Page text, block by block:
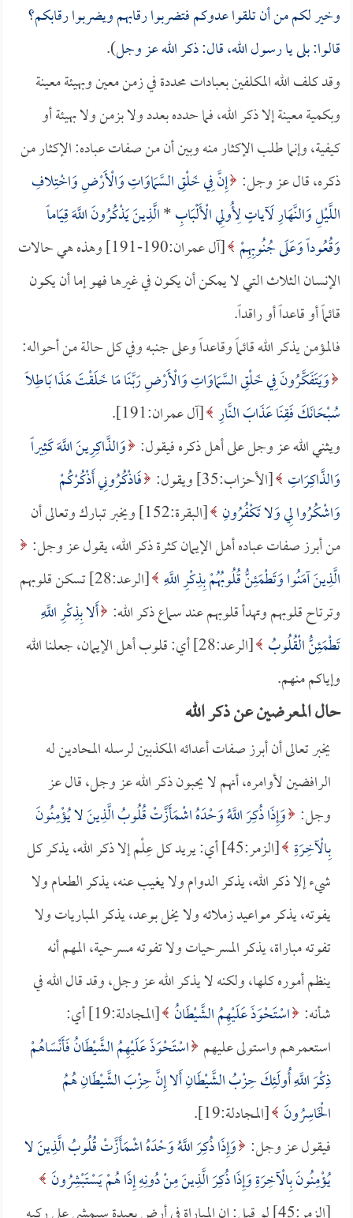
وخير لكم من أن تلقوا عدوكم فتضربوا رقابهم ويضربوا رقابكم؟
قالوا: بلى يا رسول الله، قال: ذكر الله عز وجل).
وقد كلف الله المكلفين بعبادات محددة في زمن معين وبهيئة معينة
وبكمية معينة إلا ذكر الله، فما حدده بعدد ولا بزمن ولا بهيئة أو
كيفية، وإنما طلب الإكثار منه وبين أن من صفات عباده: الإكثار من
ذكره، قال عز وجل: إِنَّ فِي خَلْقِ السَّمَاوَاتِ وَالْأَرْضِ وَاخْتِلافِ
اللَّيْلِ وَالنَّهَارِ لَآياتٍ لِأُولِي الْأَلْبَابِ*الَّذِينَ يَذْكُرُونَ اللَّهَ قِيَاماً
وَقُعُوداً وَعَلَى جُنُوبِهِمْ
[آل عمران:190-191] وهذه هي حالات
الإنسان الثلاث التي لا يمكن أن يكون في غيرها فهو إما أن يكون
قائماً أو قاعداً أو راقداً.
فالمؤمن يذكر الله قائماً وقاعداً وعلى جنبه وفي كل حالة من أحواله:
وَيَتَفَكَّرُونَ فِي خَلْقِ السَّمَاوَاتِ وَالْأَرْضِ رَبَّنَا مَا خَلَقْتَ هَذَا بَاطِلاً
سُبْحَانَكَ فَقِنَا عَذَابَ النَّارِ [آل عمران:191].
ويثني الله عز وجل على أهل ذكره فيقول: وَالذَّاكِرِينَ اللَّهَ كَثِيراً
وَالذَّاكِرَاتِ [الأحزاب:35] ويقول:
فَاذْكُرُونِي أَذْكُرْكُمْ
وَاشْكُرُوا لِي وَلا تَكْفُرُونِ
[البقرة:152] ويخبر تبارك وتعالى أن
من أبرز صفات عباده أهل الإيمان كثرة ذكر الله، يقول عز وجل:
الَّذِينَ آمَنُوا وَتَطْمَئِنُّ قُلُوبُهُمْ بِذِكْرِ اللَّهِ
[الرعد:28] تسكن قلوبهم
وترتاح قلوبهم وتهدأ قلوبهم عند سماع ذكر الله: أَلا بِذِكْرِ اللَّهِ
تَطْمَئِنُّ الْقُلُوبُ
[الرعد:28] أي: قلوب أهل الإيمان، جعلنا الله
وإياكم منهم.
حال المعرضين عن ذكر الله
يخبر تعالى أن أبرز صفات أعدائه المكذبين لرسله المحادين له
الرافضين لأوامره، أنهم لا يحبون ذكر الله عز وجل، قال عز
وجل: وَإِذَا ذُكِرَ اللَّهُ وَحْدَهُ اشْمَأَزَّتْ قُلُوبُ الَّذِينَ لا يُؤْمِنُونَ
بِالْآخِرَةِ
[الزمر:45] أي: يريد كل عِلْم إلا ذكر الله، يذكر كل
شيء إلا ذكر الله، يذكر الدوام ولا يغيب عنه، يذكر الطعام ولا
يفوته، يذكر مواعيد زملائه ولا يخل بوعد، يذكر المباريات ولا
تفوته مباراة، يذكر المسرحيات ولا تفوته مسرحية، المهم أنه
ينظم أموره كلها، ولكنه لا يذكر الله عز وجل، وقد قال الله في
شأنه: اسْتَحْوَذَ عَلَيْهِمُ الشَّيْطَانُ
[المجادلة:19] أي:
استعمرهم واستولى عليهم اسْتَحْوَذَ عَلَيْهِمُ الشَّيْطَانُ فَأَنْسَاهُمْ
ذِكْرَ اللَّهِ أُولَئِكَ حِزْبُ الشَّيْطَانِ أَلا إِنَّ حِزْبَ الشَّيْطَانِ هُمُ
الْخَاسِرُونَ [المجادلة:19].
فيقول عز وجل: وَإِذَا ذُكِرَ اللَّهُ وَحْدَهُ اشْمَأَزَّتْ قُلُوبُ الَّذِينَ لا
يُؤْمِنُونَ بِالْآخِرَةِ وَإِذَا ذُكِرَ الَّذِينَ مِنْ دُونِهِ إِذَا هُمْ يَسْتَبْشِرُونَ